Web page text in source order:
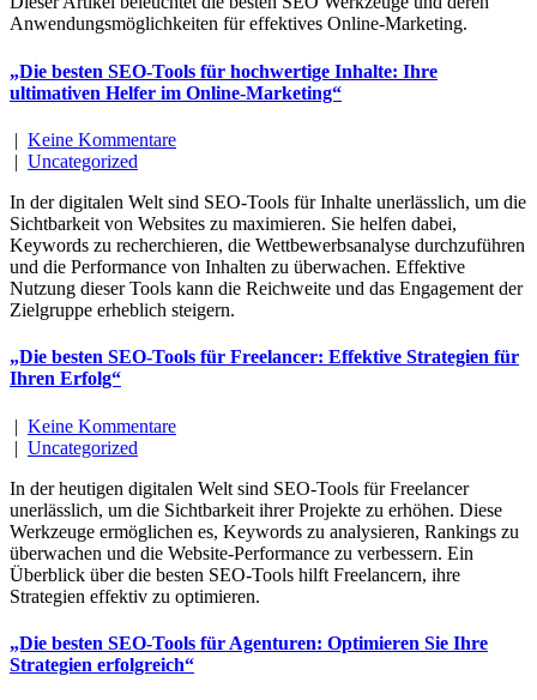
Anwendungsmöglichkeiten für effektives Online-Marketing.
„Die besten SEO-Tools für hochwertige Inhalte: Ihre
ultimativen Helfer im Online-Marketing“
| Keine Kommentare
| Uncategorized
In der digitalen Welt sind SEO-Tools für Inhalte unerlässlich, um die
Sichtbarkeit von Websites zu maximieren. Sie helfen dabei,
Keywords zu recherchieren, die Wettbewerbsanalyse durchzuführen
und die Performance von Inhalten zu überwachen. Effektive
Nutzung dieser Tools kann die Reichweite und das Engagement der
Zielgruppe erheblich steigern.
„Die besten SEO-Tools für Freelancer: Effektive Strategien für
Ihren Erfolg“
| Keine Kommentare
| Uncategorized
In der heutigen digitalen Welt sind SEO-Tools für Freelancer
unerlässlich, um die Sichtbarkeit ihrer Projekte zu erhöhen. Diese
Werkzeuge ermöglichen es, Keywords zu analysieren, Rankings zu
überwachen und die Website-Performance zu verbessern. Ein
Überblick über die besten SEO-Tools hilft Freelancern, ihre
Strategien effektiv zu optimieren.
„Die besten SEO-Tools für Agenturen: Optimieren Sie Ihre
Strategien erfolgreich“